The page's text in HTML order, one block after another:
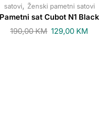
satovi, Ženski pametni satovi
Pametni sat Cubot N1 Black
190,00KM 129,00 KM